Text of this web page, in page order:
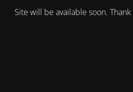
Site will be available soon. Thank